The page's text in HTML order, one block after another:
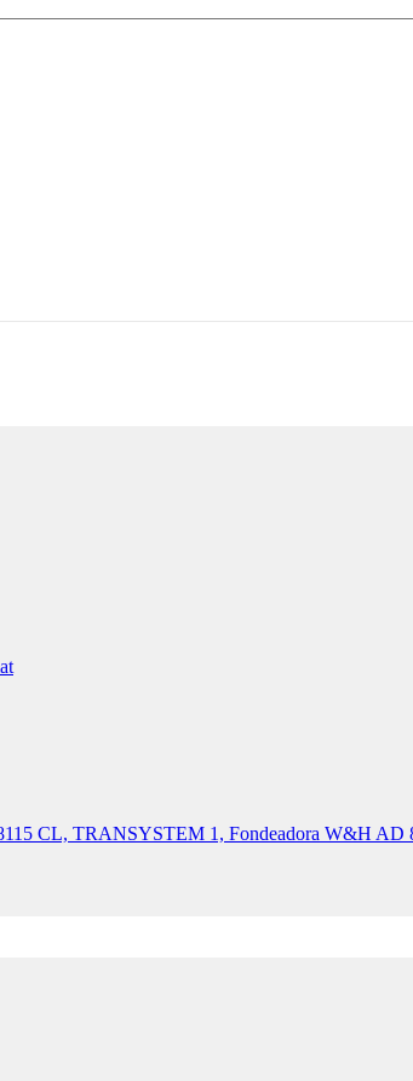
CL, TRANSYSTEM 1, Fondeadora W&H